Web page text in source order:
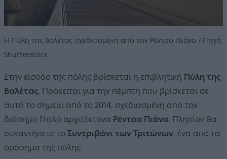
Η Πύλη της Βαλέτας σχεδιασμένη από τον Ρέντσο Πιάνο / Πηγή:
Shutterstock
Στην είσοδο της πόλης βρίσκεται η επιβλητική Πύλη της
Βαλέτας. Πρόκειται για την πέμπτη που βρίσκεται σε
αυτό το σημείο από το 2014, σχεδιασμένη από τον
διάσημο Ιταλό αρχιτέκτονα Ρέντσο Πιάνο. Πλησίον θα
συναντήσετε το Συντριβάνι των Τριτώνων, ένα από τα
ορόσημα της πόλης.